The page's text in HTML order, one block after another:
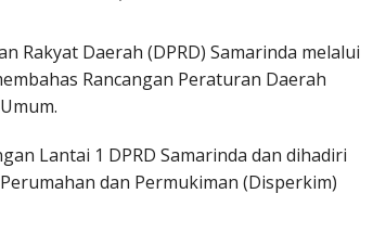
Rakyat Daerah (DPRD) Samarinda melalui
Rancangan Peraturan Daerah
Lantai 1 DPRD Samarinda dan dihadiri
dan Permukiman (Disperkim)